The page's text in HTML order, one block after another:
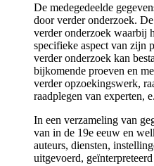
De medegedeelde
door verder onderzoek.
verder onderzoek waarbij
specifieke aspect van zijn
verder onderzoek kan
bijkomende proeven en
verder opzoekingswerk,
raadplegen van experten,
In een verzameling van
van in de 19e eeuw en
auteurs, diensten,
uitgevoerd,